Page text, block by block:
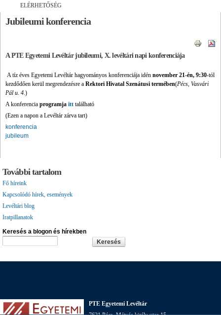
ELÉRHETŐSÉG
Jubileumi konferencia
A PTE Egyetemi Levéltár jubileumi, X. levéltári napi konferenciája
A tíz éves Egyetemi Levéltár hagyományos konferenciája idén november 21-én, 9:30-tól
kezdődően kerül megrendezésre a Rektori Hivatal Szenátusi termében(Pécs, Vasvári
Pál u. 4.)
A konferencia programja itt található
(Ezen a napon a Levéltár zárva tart)
konferencia
jubileum
További tartalom
Fő híreink
Kapcsolódó hírek, események
Levéltári blog
Iratpillanatok
Keresés a blogon és hírekben
PTE Egyetemi Levéltár